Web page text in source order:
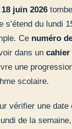
juin 2026
s’étend du lundi
Ce numéro
dans un cahier
une
scolaire.
vérifier une date
de la